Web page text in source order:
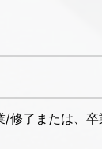
修了または、